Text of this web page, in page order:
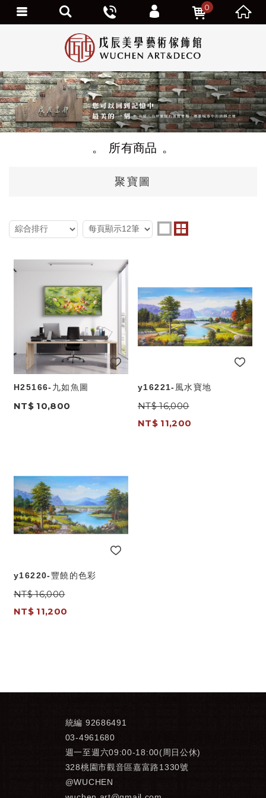
所有商品
聚寶圖
H25166-九如魚圖
NT$ 10,800
y16221-風水寶地
NT$ 16,000
NT$ 11,200
y16220-豐饒的色彩
NT$ 16,000
NT$ 11,200
統編 92686491
03-4961680
週一至週六09:00-18:00(周日公休)
328桃園市觀音區嘉富路1330號
@WUCHEN
0
個人資料修改
訂單查詢
追蹤清單
我的優惠劵
會員登出